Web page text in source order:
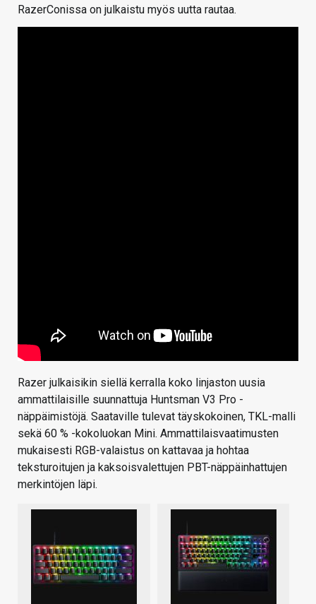
RazerConissa on julkaistu myös uutta rautaa.
Razer julkaisikin siellä kerralla koko linjaston uusia
ammattilaisille suunnattuja Huntsman V3 Pro -
näppäimistöjä. Saataville tulevat täyskokoinen, TKL-malli
sekä 60 % -kokoluokan Mini. Ammattilaisvaatimusten
mukaisesti RGB-valaistus on kattavaa ja hohtaa
teksturoitujen ja kaksoisvalettujen PBT-näppäinhattujen
merkintöjen läpi.